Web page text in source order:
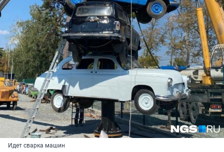
Идет сварка машин